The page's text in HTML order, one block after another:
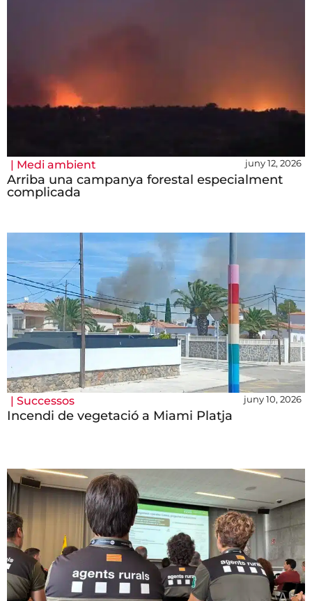
| Medi ambient juny 12, 2026
Arriba una campanya forestal especialment
complicada
| Successos juny 10, 2026
Incendi de vegetació a Miami Platja